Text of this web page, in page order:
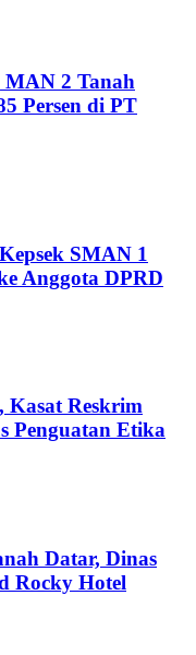
MAN 2 Tanah
Persen di PT
SMAN 1
Anggota DPRD
Kasat Reskrim
Penguatan Etika
Datar, Dinas
Rocky Hotel